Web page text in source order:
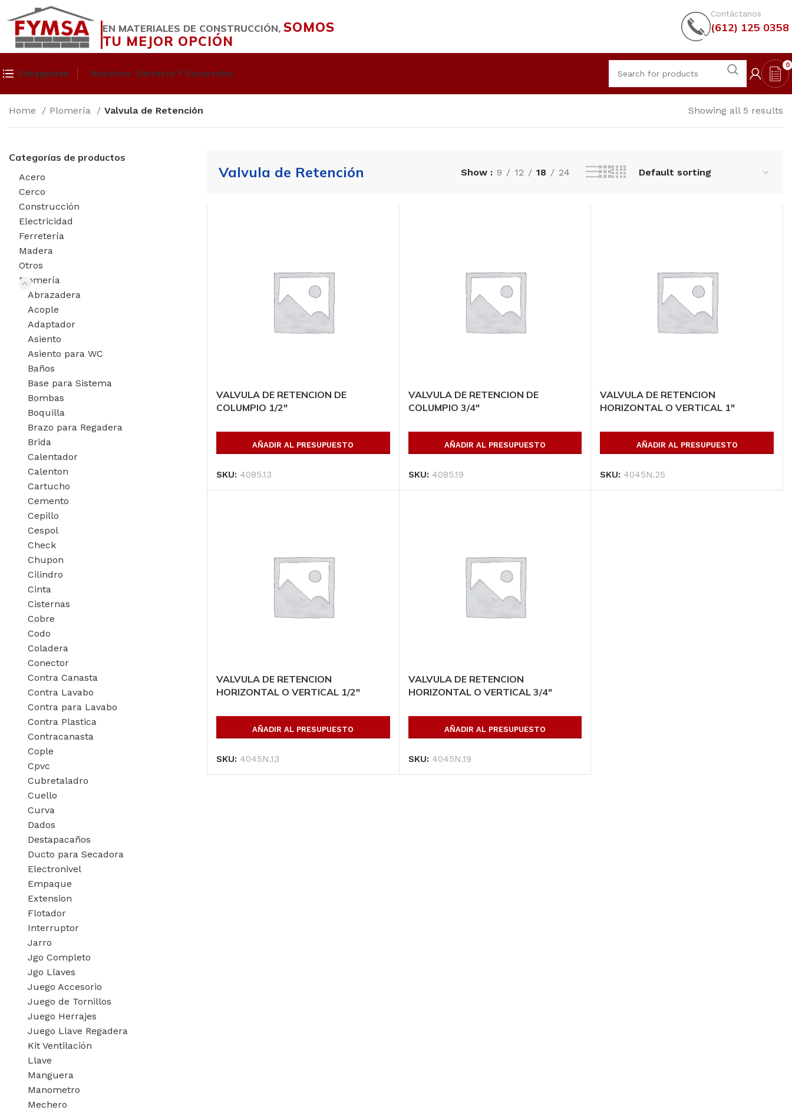
EN MATERIALES DE CONSTRUCCIÓN, SOMOS
TU MEJOR OPCIÓN
Contáctanos
(612) 125 0358
Categorías
AÑADIR AL
PRESUPUESTO
*****IMP
AÑADIR AL
SKU:IPR14101013610
AÑADIR AL
CU1012
Nosotros Contacto Y Sucursales
0
Home Plomería Valvula de Retención Showing all 5 results
Categorías de productos
Acero
Cerco
Construcción
Electricidad
Ferretería
Madera
Otros
Plomería
Abrazadera
Acople
Adaptador
Asiento
Asiento para WC
Baños
Base para Sistema
Bombas
Boquilla
Brazo para Regadera
Brida
Calentador
Calenton
Cartucho
Cemento
Cepillo
Cespol
Check
Chupon
Cilindro
Cinta
Cisternas
Cobre
Codo
Coladera
Conector
Contra Canasta
Contra Lavabo
Contra para Lavabo
Contra Plastica
Contracanasta
Cople
Cpvc
Cubretaladro
Cuello
Curva
Dados
Destapacaños
Ducto para Secadora
Electronivel
Empaque
Extension
Flotador
Interruptor
Jarro
Jgo Completo
Jgo Llaves
Juego Accesorio
Juego de Tornillos
Juego Herrajes
Juego Llave Regadera
Kit Ventilación
Llave
Manguera
Manometro
Mechero
Valvula de Retención Show 9 12 18 24
VALVULA DE RETENCION DE
COLUMPIO 1/2″
AÑADIR AL PRESUPUESTO
SKU: 4085.13
VALVULA DE RETENCION DE
COLUMPIO 3/4″
AÑADIR AL PRESUPUESTO
SKU: 4085.19
VALVULA DE RETENCION
HORIZONTAL O VERTICAL 1″
AÑADIR AL PRESUPUESTO
SKU: 4045N.25
VALVULA DE RETENCION
HORIZONTAL O VERTICAL 1/2″
AÑADIR AL PRESUPUESTO
SKU: 4045N.13
VALVULA DE RETENCION
HORIZONTAL O VERTICAL 3/4″
AÑADIR AL PRESUPUESTO
SKU: 4045N.19